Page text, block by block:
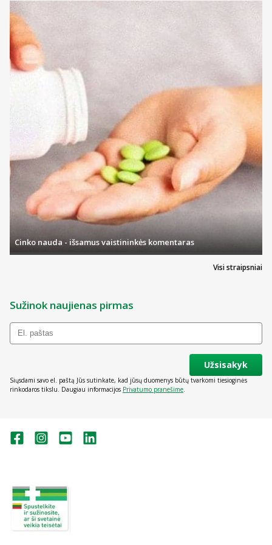
uždegimo ar sudirgimo. Uždėtą kompresą paprastai reikia palaikyti
20-60 minučių ir po to nuimti. Ant spenelio likęs gelis dažniausiai
neturėtų būti nuvalomas, kadangi turi teigiamą poveikį. Šildomieji ar
pažeistų spenelių priežiūrai naudojami kompresai turėtų būti
aplikuojami 2-3 kartus per dieną.
Kompresas turėtų skatinti natūralų gijimą, vėsinti arba šildyti,
sukuriant malonų ir atpalaiduojantį poveikį bei gerinti aplink
spenelius esančios odos būklę. Svarbu, kad tepalas ar gelis būtų
kuo natūralesnis , kadangi tam tikrų jo pėdsakų kai kada gali likti,
bet pakenkti kūdikiui tikrai nesinori.
Visi straipsniai
Cinko nauda - išsamus vaistininkės komentaras
Sužinok naujienas pirmas
Užsisakyk
Siųsdami savo el. paštą Jūs sutinkate, kad jūsų duomenys būtų tvarkomi tiesioginės
rinkodaros tikslu. Daugiau informacijos Privatumo pranešime.